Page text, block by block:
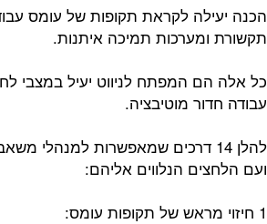
הכנה יעילה לקראת תקופות של עומס
תקשורת ומערכות תמיכה איתנות.
כל אלה הם המפתח לניווט יעיל במצבי
עבודה חדור מוטיבציה.
להלן 14 דרכים שמאפשרות למנהלי
ועם הלחצים הנלווים אליהם:
1 חיזוי מראש של תקופות עומס: